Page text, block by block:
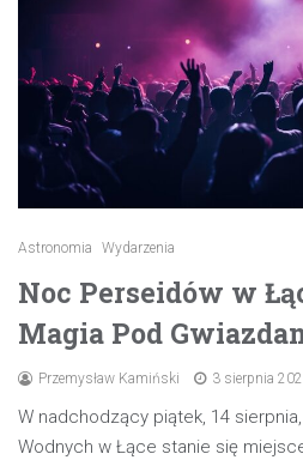
Astronomia Wydarzenia
Noc Perseidów w
Magia Pod
Przemysław Kamiński 3 sierpnia
W nadchodzący piątek, 14
Wodnych w Łące stanie się